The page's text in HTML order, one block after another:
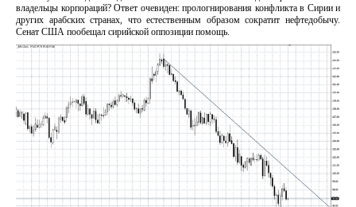
владельцы корпораций? Ответ очевиден: прологнирования конфликта в Сирии и
других арабских странах, что естественным образом сократит нефтедобычу.
Сенат США пообещал сирийской оппозиции помощь.